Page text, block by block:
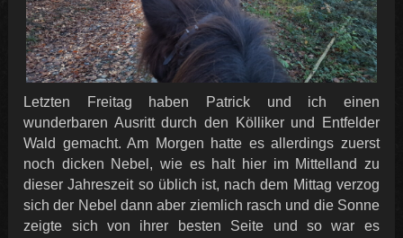
Letzten Freitag haben Patrick und ich einen
wunderbaren Ausritt durch den Kölliker und Entfelder
Wald gemacht. Am Morgen hatte es allerdings zuerst
noch dicken Nebel, wie es halt hier im Mittelland zu
dieser Jahreszeit so üblich ist, nach dem Mittag verzog
sich der Nebel dann aber ziemlich rasch und die Sonne
zeigte sich von ihrer besten Seite und so war es